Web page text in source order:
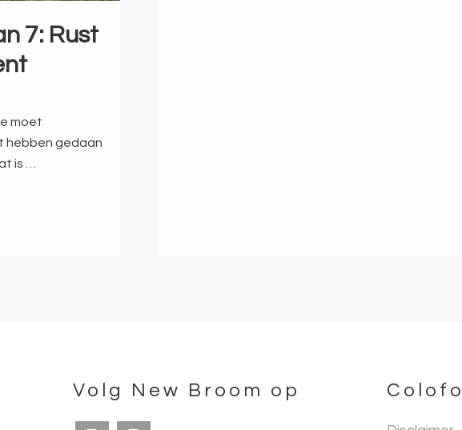
7: Rust
moet
hebben gedaan
is …
Volg New Broom op